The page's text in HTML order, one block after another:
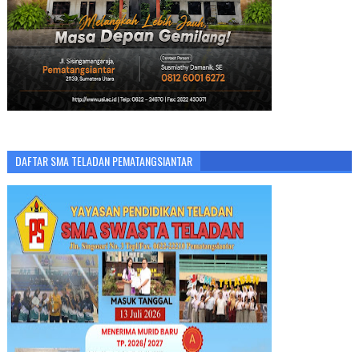
DAFTAR SMA TELADAN PEMATANGSIANTAR